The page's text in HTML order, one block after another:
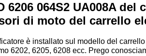
6206 064S2 UA008A
di moto del carrello
è installato sul modello del
6202, 6205, 6208 ecc. Prego